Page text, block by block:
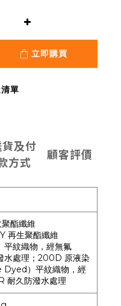
立即購買
單
及付
方式
顧客評價
酯纖維
再生聚酯纖維
平紋織物，經無氟
水處理；200D 原液染
Dyed）平紋織物，經
耐久防潑水處理